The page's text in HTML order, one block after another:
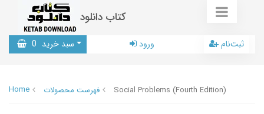
کتاب دانلود
سبد خرید 0 ورود ثبت‌نام
Home فهرست محصولات Social Problems (Fourth Edition)